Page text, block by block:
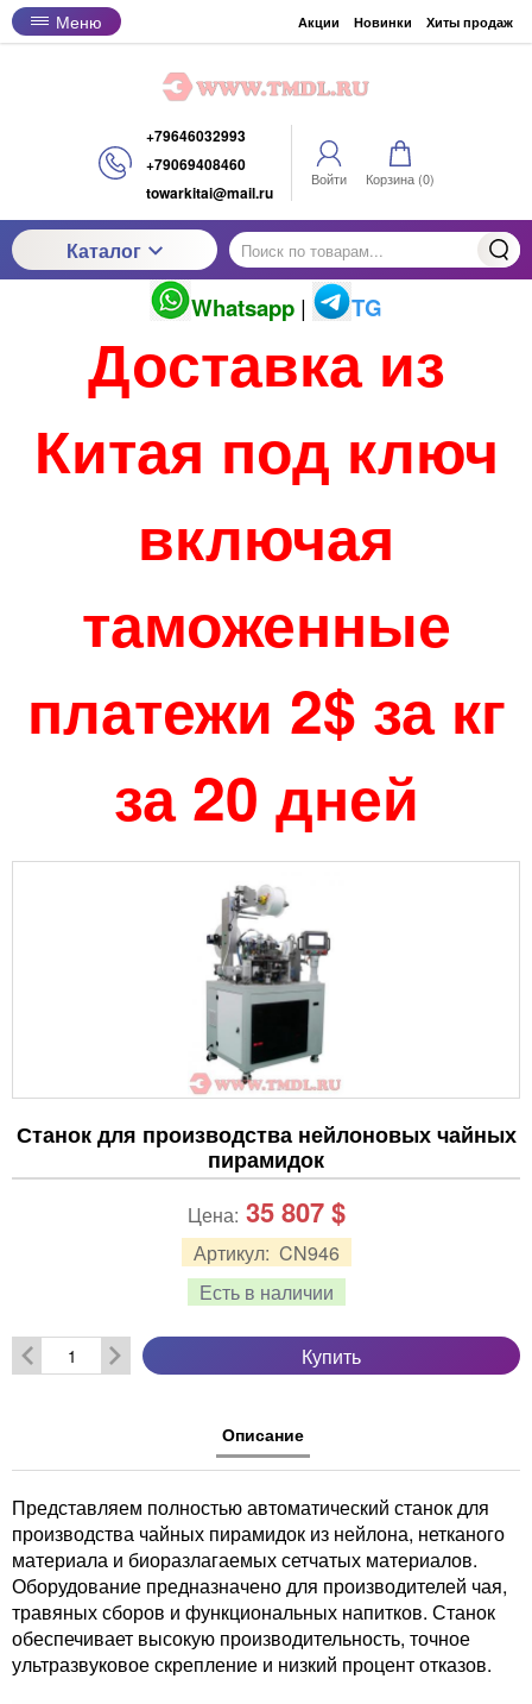
Меню Акции Новинки Хиты продаж
+79646032993
+79069408460
towarkitai@mail.ru
Войти Корзина (0)
Каталог
Whatsapp | TG
Доставка из
Китая под ключ
включая
таможенные
платежи 2$ за кг
за 20 дней
Станок для производства нейлоновых чайных
пирамидок
Артикул: CN946
Есть в наличии
Цена: 35 807$
Купить
Описание
Представляем полностью автоматический станок для
производства чайных пирамидок из нейлона, нетканого
материала и биоразлагаемых сетчатых материалов.
Оборудование предназначено для производителей чая,
травяных сборов и функциональных напитков. Станок
обеспечивает высокую производительность, точное
ультразвуковое скрепление и низкий процент отказов.